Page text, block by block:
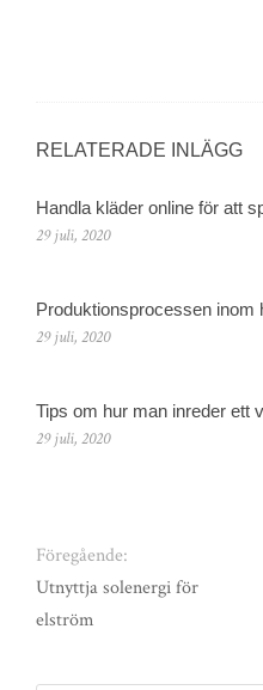
RELATERADE INLÄGG
Handla kläder online för att
29 juli, 2020
Produktionsprocessen inom
29 juli, 2020
Tips om hur man inreder ett
29 juli, 2020
Föregående:
Utnyttja solenergi för
elström